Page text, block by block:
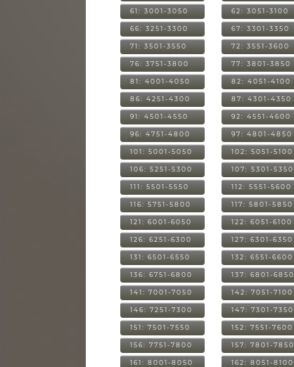
61: 3001-3050 62: 3051-3100
66: 3251-3300 67: 3301-3350
71: 3501-3550 72: 3551-3600
76: 3751-3800 77: 3801-3850
81: 4001-4050 82: 4051-4100
86: 4251-4300 87: 4301-4350
91: 4501-4550 92: 4551-4600
96: 4751-4800 97: 4801-4850
101: 5001-5050 102: 5051-5100
106: 5251-5300 107: 5301-5350
111: 5501-5550 112: 5551-5600
116: 5751-5800 117: 5801-5850
121: 6001-6050 122: 6051-6100
126: 6251-6300 127: 6301-6350
131: 6501-6550 132: 6551-6600
136: 6751-6800 137: 6801-6850
141: 7001-7050 142: 7051-7100
146: 7251-7300 147: 7301-7350
151: 7501-7550 152: 7551-7600
156: 7751-7800 157: 7801-7850
161: 8001-8050 162: 8051-8100